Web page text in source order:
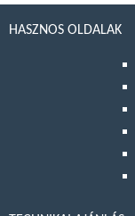
HASZNOS OLDALAK